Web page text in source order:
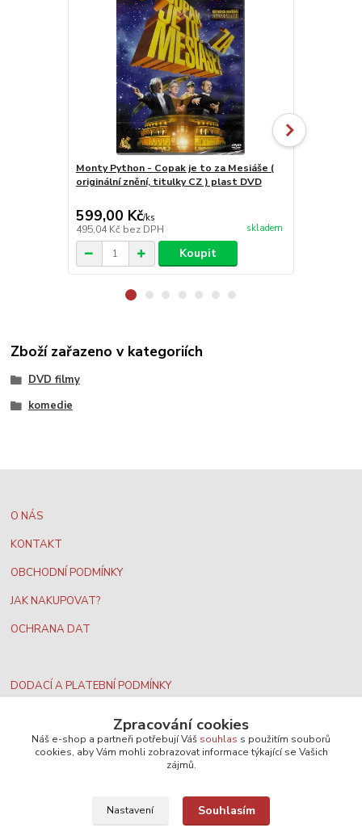
Monty Python - Copak je to za Mesiáše (
originální znění, titulky CZ ) plast DVD
599,00 Kč/ks
495,04 Kč bez DPH skladem
Koupit
Zboží zařazeno v kategoriích
DVD filmy
komedie
O NÁS
KONTAKT
OBCHODNÍ PODMÍNKY
JAK NAKUPOVAT?
OCHRANA DAT
DODACÍ A PLATEBNÍ PODMÍNKY
Nejširší velkoobchodní nabídka dvd filmů
Zpracování cookies
Náš e-shop a partneři potřebují Váš souhlas s použitím souborů
cookies, aby Vám mohli zobrazovat informace týkající se Vašich
zájmů.
Nastavení Souhlasím